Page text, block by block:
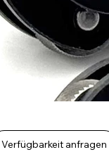
Verfügbarkeit anfragen